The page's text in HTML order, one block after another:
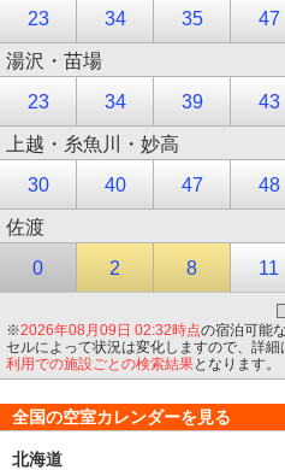
23
34 35 47
湯沢・苗場
23
34 39 43
上越・糸魚川・妙高
30
40 47 48
佐渡
0
2 8 11
※2026年08月09日 02:32時点の宿泊可能
セルによって状況は変化しますので、詳細
利用での施設ごとの検索結果となります。
全国の空室カレンダーを見る
北海道